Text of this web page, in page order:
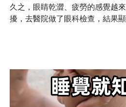
久之，眼睛乾澀、疲勞的感覺越
擾，去醫院做了眼科檢查，結果